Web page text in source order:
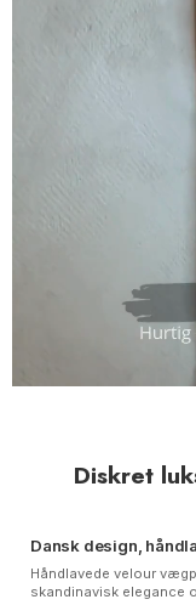
Diskret
Dansk design,
Håndlavede velour
skandinavisk elegance